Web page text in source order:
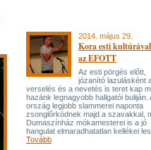
2014. május 29.
Kora esti
az EFOTT
Az esti pörgés előtt,
józanító lazulásként
verselés és a nevetés is teret kap
hazánk legnagyobb hallgatói buliján.
ország legjobb slammerei naponta
zsonglőrködnek majd a szavakkal,
Dumaszínház mókamesterei is a jó
hangulat elmaradhatatlan kellékei
Tovább